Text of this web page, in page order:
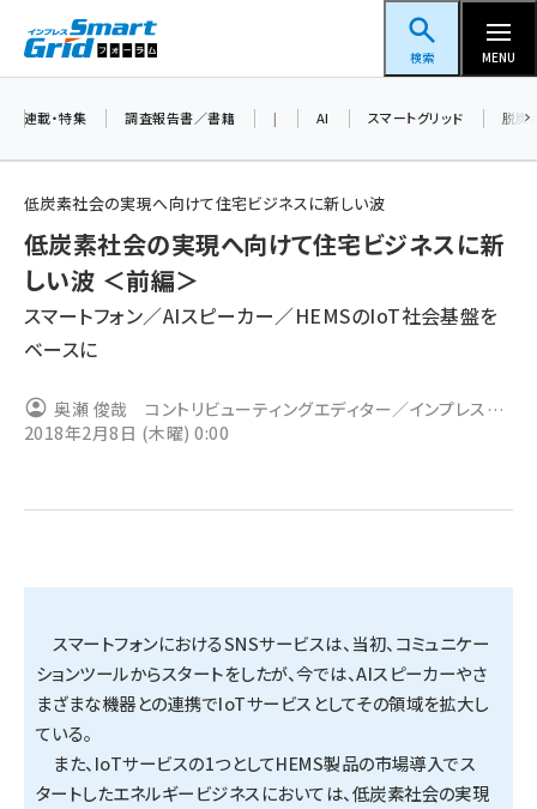
ン
スマートグリッドフォーラム
検索 MENU
蓄電池 (409)
新井 (365)
ペロブスカイト (345)
新井宏征 (301)
ngn (285)
連載・特集 調査報告書／書籍 | AI スマートグリッド 脱炭
低炭素社会の実現へ向けて住宅ビジネスに新しい波
低炭素社会の実現へ向けて住宅ビジネスに新
しい波 ＜前編＞
スマートフォン／AIスピーカー／HEMSのIoT社会基盤を
ベースに
奥瀬 俊哉 コントリビューティングエディター／インプレス
SmartGridニューズレター編集部
2018年2月8日 (木曜) 0:00
スマートフォンにおけるSNSサービスは、当初、コミュニケー
ションツールからスタートをしたが、今では、AIスピーカーやさ
まざまな機器との連携でIoTサービスとしてその領域を拡大し
ている。
また、IoTサービスの1つとしてHEMS製品の市場導入でス
タートしたエネルギービジネスにおいては、低炭素社会の実現